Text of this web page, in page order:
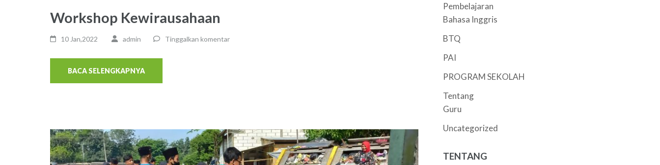
Workshop Kewirausahaan
10 Jan,2022 admin Tinggalkan komentar
BACA SELENGKAPNYA
Pembelajaran
Bahasa Inggris
BTQ
PAI
PROGRAM SEKOLAH
Tentang
Guru
Uncategorized
TENTANG